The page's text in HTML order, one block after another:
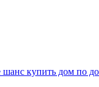
купить дом по